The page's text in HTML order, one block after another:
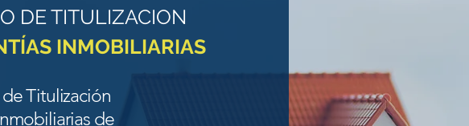
DE TITULIZACION
INMOBILIARIAS
Titulización
de